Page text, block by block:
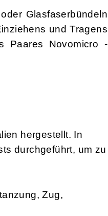
Glasfaserbündeln
und Tragens
Paares Novomicro -
hergestellt. In
durchgeführt, um zu
Zug,